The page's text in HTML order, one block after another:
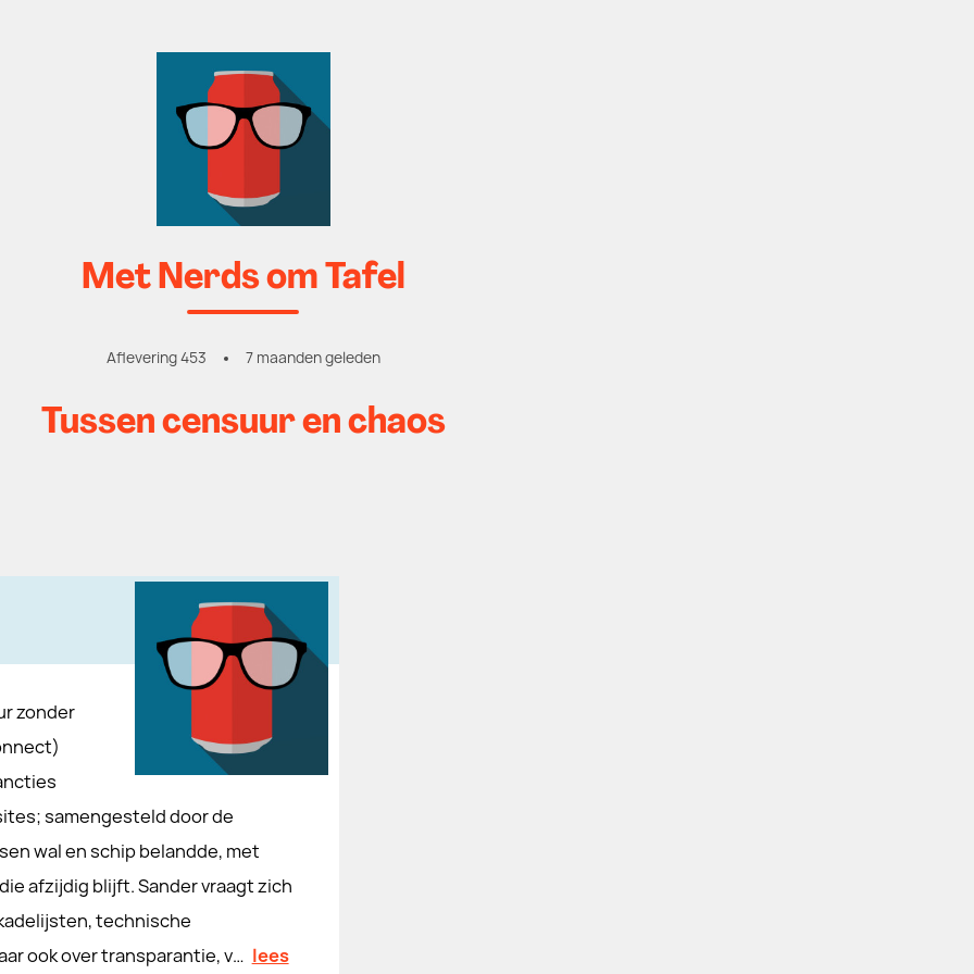
Met Nerds om Tafel
Aflevering 453 7 maanden geleden
Tussen censuur en chaos
zonder
samengesteld door de
wal en schip belandde, met
afzijdig blijft. Sander vraagt zich
technische
ook over transparantie, v… lees